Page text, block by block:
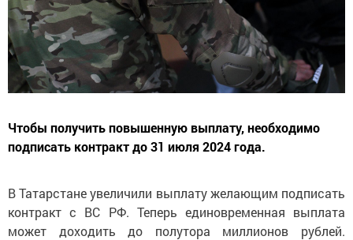
Чтобы получить повышенную выплату, необходимо
подписать контракт до 31 июля 2024 года.
В Татарстане увеличили выплату желающим подписать
контракт с ВС РФ. Теперь единовременная выплата
может доходить до полутора миллионов рублей.